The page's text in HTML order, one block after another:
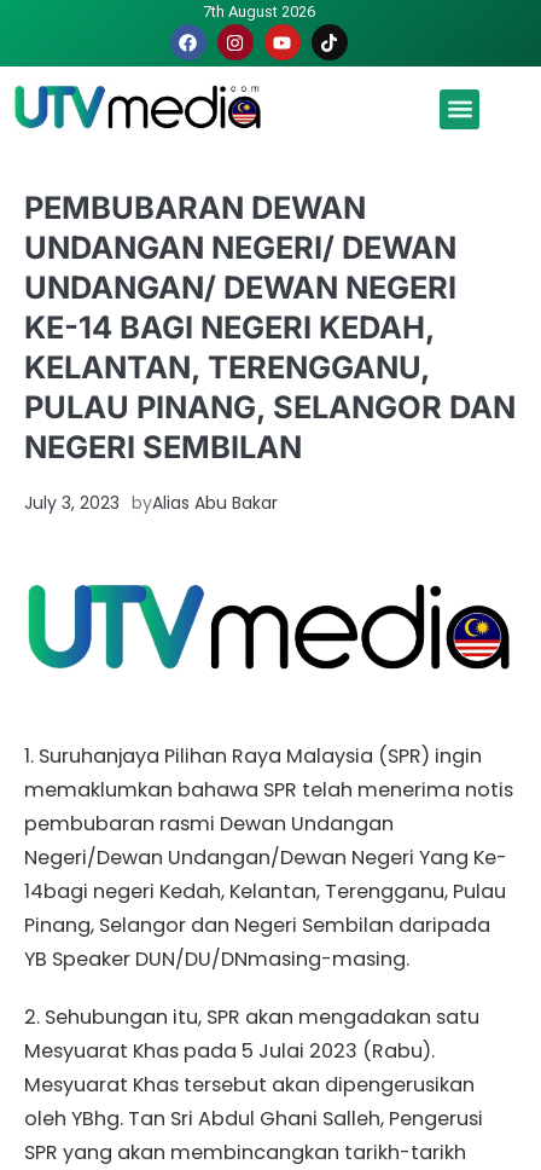
7th August 2026
PEMBUBARAN DEWAN
UNDANGAN NEGERI/ DEWAN
UNDANGAN/ DEWAN NEGERI
KE-14 BAGI NEGERI KEDAH,
KELANTAN, TERENGGANU,
PULAU PINANG, SELANGOR DAN
NEGERI SEMBILAN
July 3, 2023 byAlias Abu Bakar
1. Suruhanjaya Pilihan Raya Malaysia (SPR) ingin
memaklumkan bahawa SPR telah menerima notis
pembubaran rasmi Dewan Undangan
Negeri/Dewan Undangan/Dewan Negeri Yang Ke-
14bagi negeri Kedah, Kelantan, Terengganu, Pulau
Pinang, Selangor dan Negeri Sembilan daripada
YB Speaker DUN/DU/DNmasing-masing.
2. Sehubungan itu, SPR akan mengadakan satu
Mesyuarat Khas pada 5 Julai 2023 (Rabu).
Mesyuarat Khas tersebut akan dipengerusikan
oleh YBhg. Tan Sri Abdul Ghani Salleh, Pengerusi
SPR yang akan membincangkan tarikh-tarikh